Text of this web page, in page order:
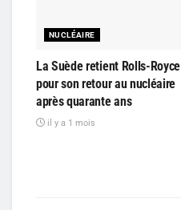
NUCLÉAIRE
La Suède retient Rolls-Royce
pour son retour au nucléaire
après quarante ans
il y a 1 mois